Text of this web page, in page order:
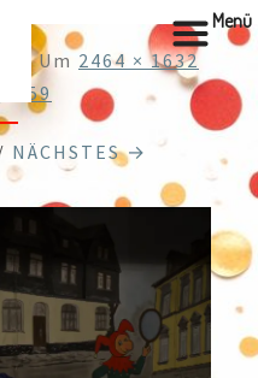
Um 2464 × 1632
NÄCHSTES →
Menü